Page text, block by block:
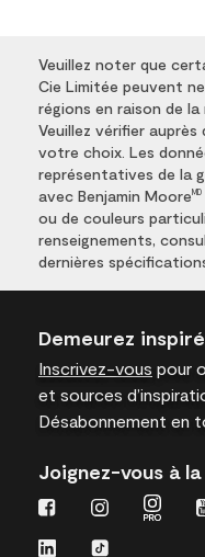
Veuillez noter que
Cie Limitée peuvent
régions en raison de la
Veuillez vérifier
votre choix. Les
représentatives de la
avec Benjamin Moore MD
ou de couleurs
renseignements,
dernières
Demeurez
Inscrivez-vous pour
et sources
Désabonnement en
Joignez-vous à